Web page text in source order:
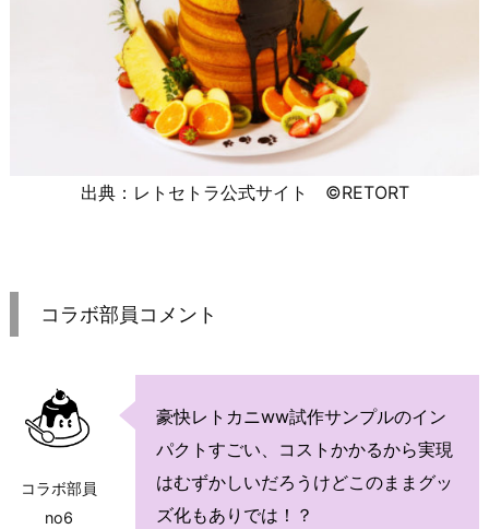
出典：レトセトラ公式サイト ©RETORT
コラボ部員コメント
コラボ部員
no6
豪快レトカニww試作サンプルのイン
パクトすごい、コストかかるから実現
はむずかしいだろうけどこのままグッ
ズ化もありでは！？